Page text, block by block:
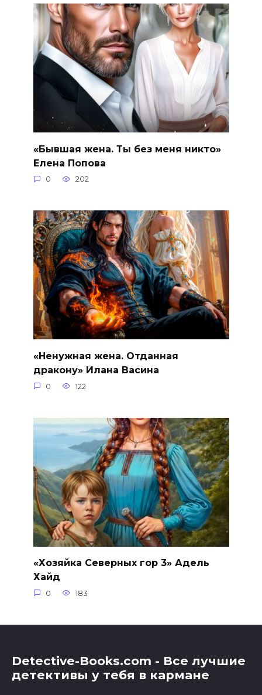
«Бывшая жена. Ты без меня никто»
Елена Попова
0 202
«Ненужная жена. Отданная
дракону» Илана Васина
0 122
«Хозяйка Северных гор 3» Адель
Хайд
0 183
Detective-Books.com - Все лучшие
детективы у тебя в кармане